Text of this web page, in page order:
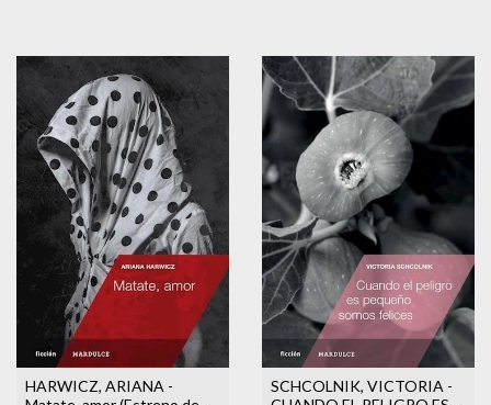
HARWICZ, ARIANA -
SCHCOLNIK, VICTORIA -